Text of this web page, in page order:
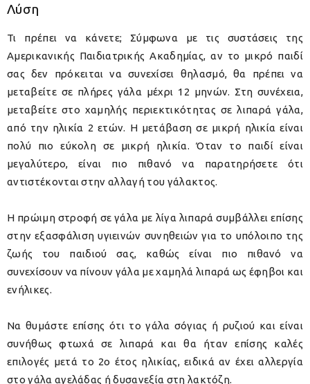
Λύση
Τι πρέπει να κάνετε; Σύμφωνα με τις συστάσεις της
Αμερικανικής Παιδιατρικής Ακαδημίας, αν το μικρό παιδί
σας δεν πρόκειται να συνεχίσει θηλασμό, θα πρέπει να
μεταβείτε σε πλήρες γάλα μέχρι 12 μηνών. Στη συνέχεια,
μεταβείτε στο χαμηλής περιεκτικότητας σε λιπαρά γάλα,
από την ηλικία 2 ετών. Η μετάβαση σε μικρή ηλικία είναι
πολύ πιο εύκολη σε μικρή ηλικία. Όταν το παιδί είναι
μεγαλύτερο, είναι πιο πιθανό να παρατηρήσετε ότι
αντιστέκονται στην αλλαγή του γάλακτος.
Η πρώιμη στροφή σε γάλα με λίγα λιπαρά συμβάλλει επίσης
στην εξασφάλιση υγιεινών συνηθειών για το υπόλοιπο της
ζωής του παιδιού σας, καθώς είναι πιο πιθανό να
συνεχίσουν να πίνουν γάλα με χαμηλά λιπαρά ως έφηβοι και
ενήλικες.
Να θυμάστε επίσης ότι το γάλα σόγιας ή ρυζιού και είναι
συνήθως φτωχά σε λιπαρά και θα ήταν επίσης καλές
επιλογές μετά το 2ο έτος ηλικίας, ειδικά αν έχει αλλεργία
στο γάλα αγελάδας ή δυσανεξία στη λακτόζη.